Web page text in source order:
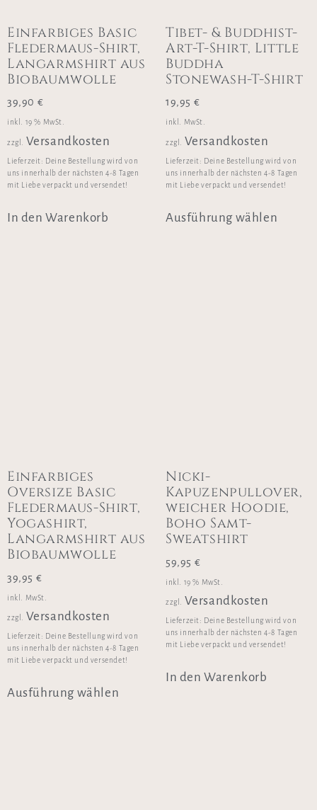
Einfarbiges Basic
Fledermaus-Shirt,
Langarmshirt aus
Biobaumwolle
39,90 €
inkl. 19 % MwSt.
zzgl. Versandkosten
Lieferzeit: Deine Bestellung wird von
uns innerhalb der nächsten 4-8 Tagen
mit Liebe verpackt und versendet!
In den Warenkorb
Tibet- & Buddhist-
Art-T-Shirt, Little
Buddha
Stonewash-T-Shirt
19,95 €
inkl. MwSt.
zzgl. Versandkosten
Lieferzeit: Deine Bestellung wird von
uns innerhalb der nächsten 4-8 Tagen
mit Liebe verpackt und versendet!
Ausführung wählen
Einfarbiges
Oversize Basic
Fledermaus-Shirt,
Yogashirt,
Langarmshirt aus
Biobaumwolle
39,95 €
inkl. MwSt.
zzgl. Versandkosten
Lieferzeit: Deine Bestellung wird von
uns innerhalb der nächsten 4-8 Tagen
mit Liebe verpackt und versendet!
Ausführung wählen
Nicki-
Kapuzenpullover,
weicher Hoodie,
Boho Samt-
Sweatshirt
59,95 €
inkl. 19 % MwSt.
zzgl. Versandkosten
Lieferzeit: Deine Bestellung wird von
uns innerhalb der nächsten 4-8 Tagen
mit Liebe verpackt und versendet!
In den Warenkorb